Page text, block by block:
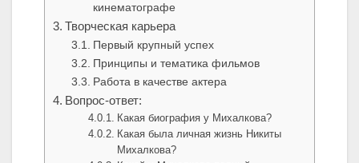
кинематографе
Творческая карьера
Первый крупный успех
Принципы и тематика фильмов
Работа в качестве актера
Вопрос-ответ:
Какая биография у Михалкова?
Какая была личная жизнь Никиты
Михалкова?